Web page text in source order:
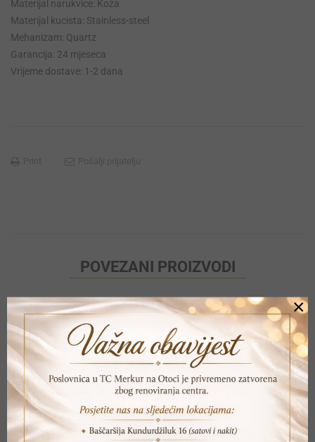
Materijal narukvice: Koža
Materijal kucista: Stainless-steel
Mehanizam: Quartz
Garancija: 24 mjeseca
Vrijeme dostave: 1-2 dana
POVEZANI PROIZVODI
×